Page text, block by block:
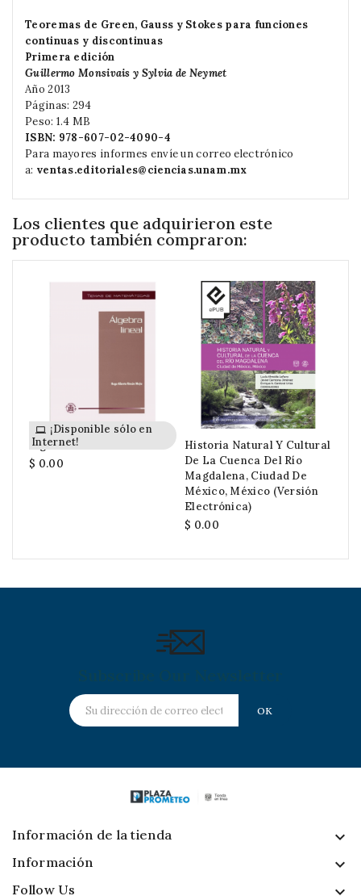
Teoremas de Green, Gauss y Stokes para funciones
continuas y discontinuas
Primera edición
Guillermo Monsivais y Sylvia de Neymet
Año 2013
Páginas: 294
Peso: 1.4 MB
ISBN: 978-607-02-4090-4
Para mayores informes envíe un correo electrónico
a: ventas.editoriales@ciencias.unam.mx
Los clientes que adquirieron este
producto también compraron:
Álgebra Lineal
$ 0.00
¡Disponible sólo en
Internet!
Historia Natural Y Cultural
De La Cuenca Del Río
Magdalena, Ciudad De
México, México (versión
Electrónica)
$ 0.00
Información de la tienda keyboard_arrow_down
Información 
Follow Us 